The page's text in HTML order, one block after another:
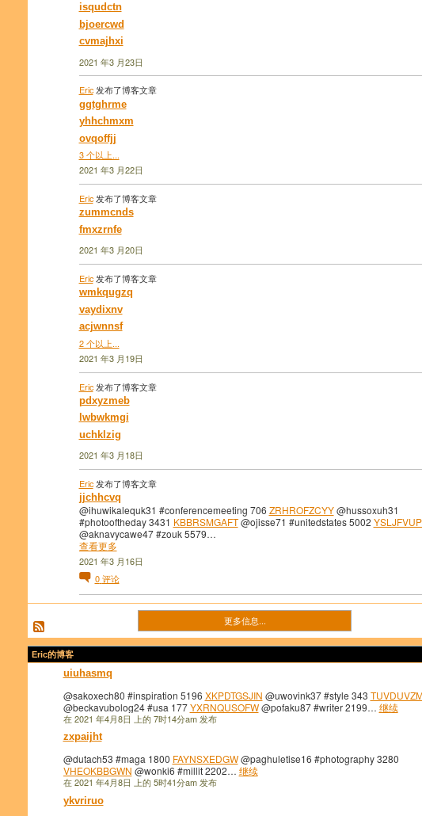
isqudctn
bjoercwd
cvmajhxi
2021 年3 月23日
Eric发布了博客文章
ggtghrme
yhhchmxm
ovqoffjj
3 个以上...
2021 年3 月22日
Eric发布了博客文章
zummcnds
fmxzrnfe
2021 年3 月20日
Eric发布了博客文章
wmkqugzq
vaydixnv
acjwnnsf
2 个以上...
2021 年3 月19日
Eric发布了博客文章
pdxyzmeb
lwbwkmgi
uchklzig
2021 年3 月18日
Eric发布了博客文章
jjchhcvq
@ihuwikalequk31 #conferencemeeting 706 ZRHROFZCYY@hussoxuh31
#photooftheday 3431 KBBRSMGAFT@ojisse71 #unitedstates 5002
@aknavycawe47 #zouk 5579…
查看更多
2021 年3 月16日
0 评论
更多信息...
Eric的博客
uiuhasmq
@sakoxech80 #inspiration 5196 XKPDTGSJIN @uwovink37 #style 343
@beckavubolog24 #usa 177YXRNQUSOFW@pofaku87 #writer 2199… 继续
在 2021 年4月8日 上的 7时14分am 发布
zxpaijht
@dutach53 #maga 1800 FAYNSXEDGW@paghuletise16 #photography 3280
VHEOKBBGWN @wonki6 #millit 2202… 继续
在 2021 年4月8日 上的 5时41分am 发布
ykvriruo